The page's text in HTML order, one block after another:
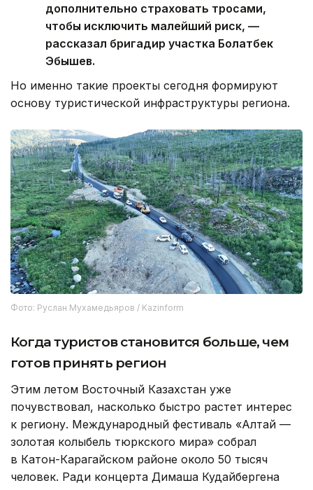
дополнительно страховать тросами,
чтобы исключить малейший риск, —
рассказал бригадир участка Болатбек
Эбышев.
Но именно такие проекты сегодня формируют
основу туристической инфраструктуры региона.
Фото: Руслан Мухамедьяров / Kazinform
Когда туристов становится больше, чем
готов принять регион
Этим летом Восточный Казахстан уже
почувствовал, насколько быстро растет интерес
к региону. Международный фестиваль «Алтай —
золотая колыбель тюркского мира» собрал
в Катон-Карагайском районе около 50 тысяч
человек. Ради концерта Димаша Кудайбергена